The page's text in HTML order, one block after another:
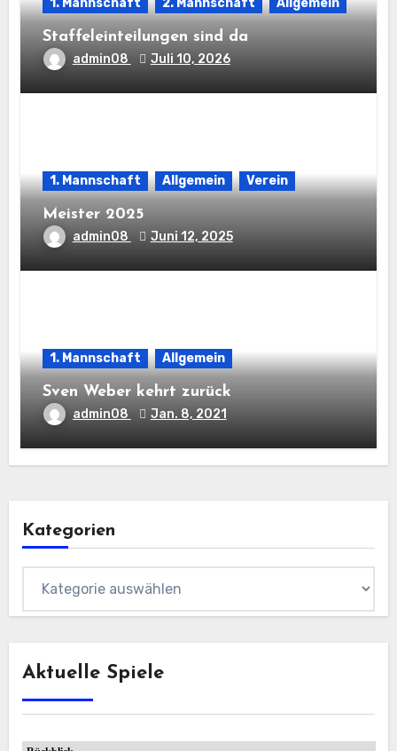
Staffeleinteilungen sind da
admin08 Juli 10, 2026
1. Mannschaft Allgemein Verein
Meister 2025
admin08 Juni 12, 2025
1. Mannschaft Allgemein
Sven Weber kehrt zurück
admin08 Jan. 8, 2021
Kategorien
Aktuelle Spiele